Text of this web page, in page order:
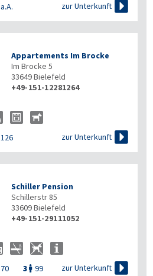
a.A. zur Unterkunft 
Appartements Im Brocke
Im Brocke 5
33649Bielefeld
+49-151-12281264
126 zur Unterkunft 
Schiller Pension
Schillerstr 85
33609Bielefeld
+49-151-29111052
70 3  99 zur Unterkunft 